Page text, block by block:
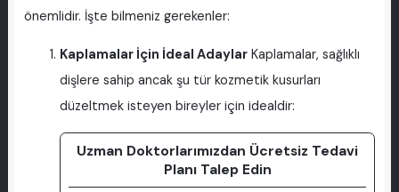
önemlidir. İşte bilmeniz gerekenler:
Kaplamalar İçin İdeal AdaylarKaplamalar, sağlıklı
dişlere sahip ancak şu tür kozmetik kusurları
düzeltmek isteyen bireyler için idealdir:
Uzman Doktorlarımızdan Ücretsiz Tedavi
Planı Talep Edin